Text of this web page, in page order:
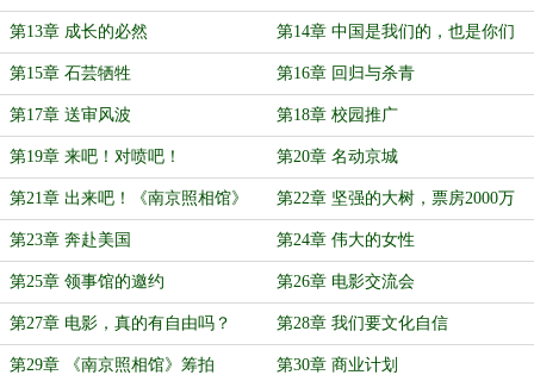
第13章 成长的必然 第14章 中国是我们的，也是你们
的！
第15章 石芸牺牲 第16章 回归与杀青
第17章 送审风波 第18章 校园推广
第19章 来吧！对喷吧！ 第20章 名动京城
第21章 出来吧！《南京照相馆》 第22章 坚强的大树，票房2000万
第23章 奔赴美国 第24章 伟大的女性
第25章 领事馆的邀约 第26章 电影交流会
第27章 电影，真的有自由吗？ 第28章 我们要文化自信
第29章 《南京照相馆》筹拍 第30章 商业计划